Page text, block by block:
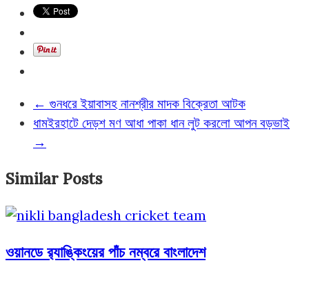
← গুনধরে ইয়াবাসহ নানশ্রীর মাদক বিক্রেতা আটক
ধামইরহাটে দেড়শ মণ আধা পাকা ধান লুট করলো আপন বড়ভাই
→
Similar Posts
ওয়ানডে র‍্যাঙ্কিংয়ের পাঁচ নম্বরে বাংলাদেশ